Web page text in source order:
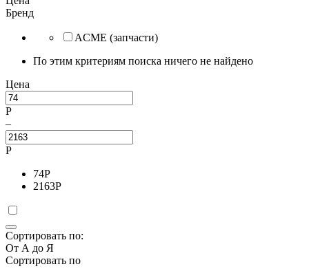
Бренд
ACME (запчасти)
По этим критериям поиска ничего не найдено
Цена
Р
–
Р
74Р
2163Р
Сортировать по:
От А до Я
Сортировать по